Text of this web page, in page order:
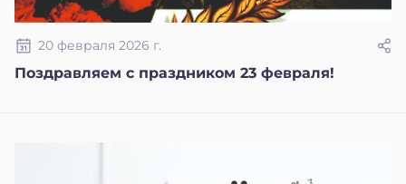
20 февраля 2026 г.
Поздравляем с праздником 23 февраля!